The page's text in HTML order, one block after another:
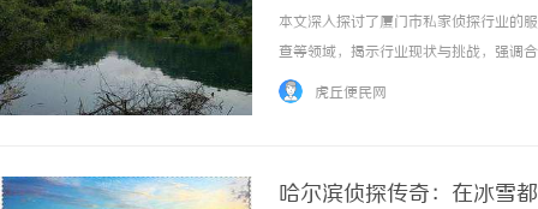
本文深入探讨了厦门市私家侦探行业的
查等领域，揭示行业现状与挑战，强调
虎丘便民网
哈尔滨侦探传奇：在冰雪